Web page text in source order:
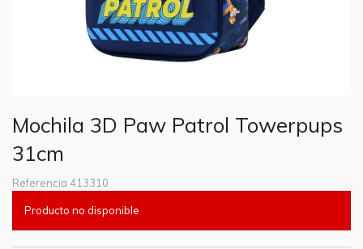
Mochila 3D Paw Patrol Towerpups
31cm
Referencia 413310
Producto no disponible